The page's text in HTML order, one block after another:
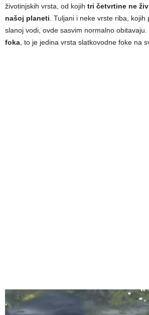
životinjskih vrsta, od kojih tri četvrtine ne
našoj planeti . Tuljani i neke vrste riba,
slanoj vodi, ovde sasvim normalno obitavaju.
foka , to je jedina vrsta slatkovodne foke na